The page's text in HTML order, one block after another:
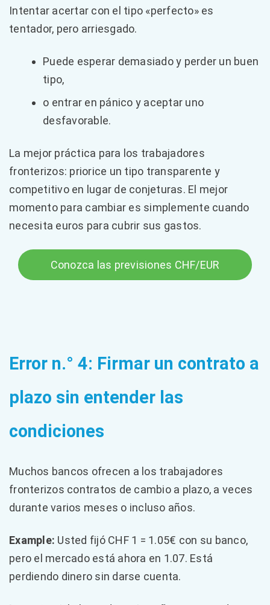
Intentar acertar con el tipo «perfecto» es
tentador, pero arriesgado.
Puede esperar demasiado y perder un buen
tipo,
o entrar en pánico y aceptar uno
desfavorable.
La mejor práctica para los trabajadores
fronterizos: priorice un tipo transparente y
competitivo en lugar de conjeturas. El mejor
momento para cambiar es simplemente cuando
necesita euros para cubrir sus gastos.
Conozca las previsiones CHF/EUR
Error n.° 4: Firmar un contrato a
plazo sin entender las
condiciones
Muchos bancos ofrecen a los trabajadores
fronterizos contratos de cambio a plazo, a veces
durante varios meses o incluso años.
Example: Usted fijó CHF 1 = 1.05€ con su banco,
pero el mercado está ahora en 1.07. Está
perdiendo dinero sin darse cuenta.